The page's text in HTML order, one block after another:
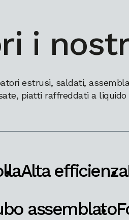
i
estrusi, saldati,
piatti raffreddati a
Alta efficienza
assemblato